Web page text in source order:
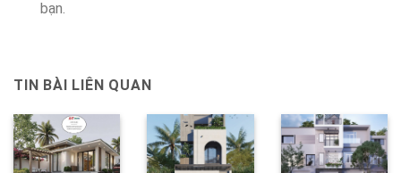
bạn.
TIN BÀI LIÊN QUAN